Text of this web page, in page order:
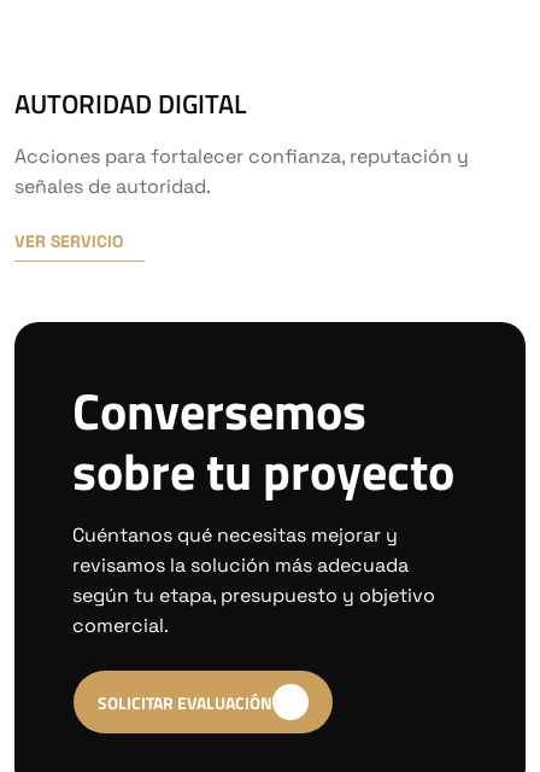
AUTORIDAD DIGITAL
Acciones para fortalecer confianza, reputación y
señales de autoridad.
VER SERVICIO
Conversemos
sobre tu proyecto
Cuéntanos qué necesitas mejorar y
revisamos la solución más adecuada
según tu etapa, presupuesto y objetivo
comercial.
SOLICITAR EVALUACIÓN